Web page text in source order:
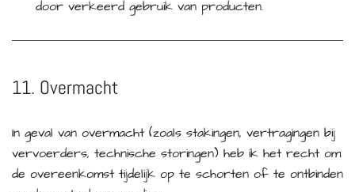
door verkeerd gebruik van producten.
11. Overmacht
In geval van overmacht (zoals stakingen, vertragingen bij
vervoerders, technische storingen) heb ik het recht om
de overeenkomst tijdelijk op te schorten of te ontbinden